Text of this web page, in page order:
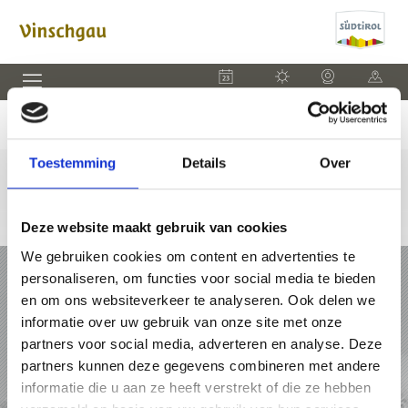
Toestemming Details Over
Deze website maakt gebruik van cookies
We gebruiken cookies om content en advertenties te
personaliseren, om functies voor social media te bieden
en om ons websiteverkeer te analyseren. Ook delen we
informatie over uw gebruik van onze site met onze
partners voor social media, adverteren en analyse. Deze
partners kunnen deze gegevens combineren met andere
informatie die u aan ze heeft verstrekt of die ze hebben
EVENEMENTEN WEER WEBCAM KAART
VAKANTIE IN VINSCHGAU
PAKKETTEN
ACCOMMODATIES